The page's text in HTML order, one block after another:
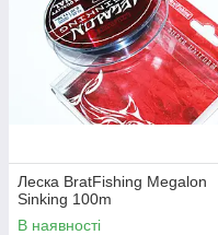
Леска BratFishing Megalon
Sinking 100m
В наявності